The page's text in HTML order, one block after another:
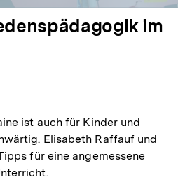
im
ist auch für Kinder und
Elisabeth Raffauf und
für eine angemessene